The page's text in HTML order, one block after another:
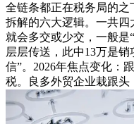
全链条都正在税务局的
拆解的六大逻辑。一共四
就会多交或少交，一般是
层层传送，此中13万是
信”。2026年焦点变化：
税。良多外贸企业栽跟头